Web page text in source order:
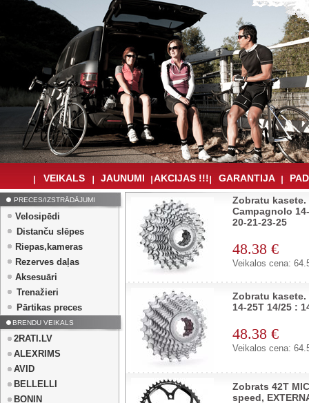
VEIKALS JAUNUMI AKCIJAS !!! GARANTIJA
PRECES/IZSTRĀDĀJUMI
Velosipēdi
Distanču slēpes
Riepas,kameras
Rezerves daļas
Aksesuāri
Trenažieri
Pārtikas preces
BRENDU VEIKALS
2RATI.LV
ALEXRIMS
AVID
BELLELLI
BONIN
Zobratu kasete.
Campagnolo
20-21-23-25
48.38 €
Veikalos cena:
Zobratu kasete.
14-25T 14/25 :
48.38 €
Veikalos cena:
Zobrats 42T
speed,